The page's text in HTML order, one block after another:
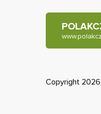
Copyright 2026